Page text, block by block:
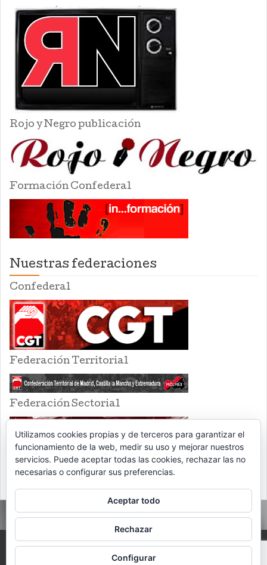
Rojo y Negro publicación
Formación Confederal
Nuestras federaciones
Confederal
Federación Territorial
Federación Sectorial
PROUDLY POWERED BY WORDPRESS THEME: EVENTBRITE SINGLE EVENT
Utilizamos cookies propias y de terceros para garantizar el
funcionamiento de la web, medir su uso y mejorar nuestros
servicios. Puede aceptar todas las cookies, rechazar las no
necesarias o configurar sus preferencias.
Aceptar todo
Rechazar
Configurar